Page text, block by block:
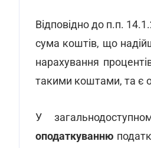
Відповідно до п.п.
сума коштів, що
нарахування
такими коштами, та є
У
оподаткуванню